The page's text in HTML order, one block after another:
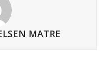
MATRE